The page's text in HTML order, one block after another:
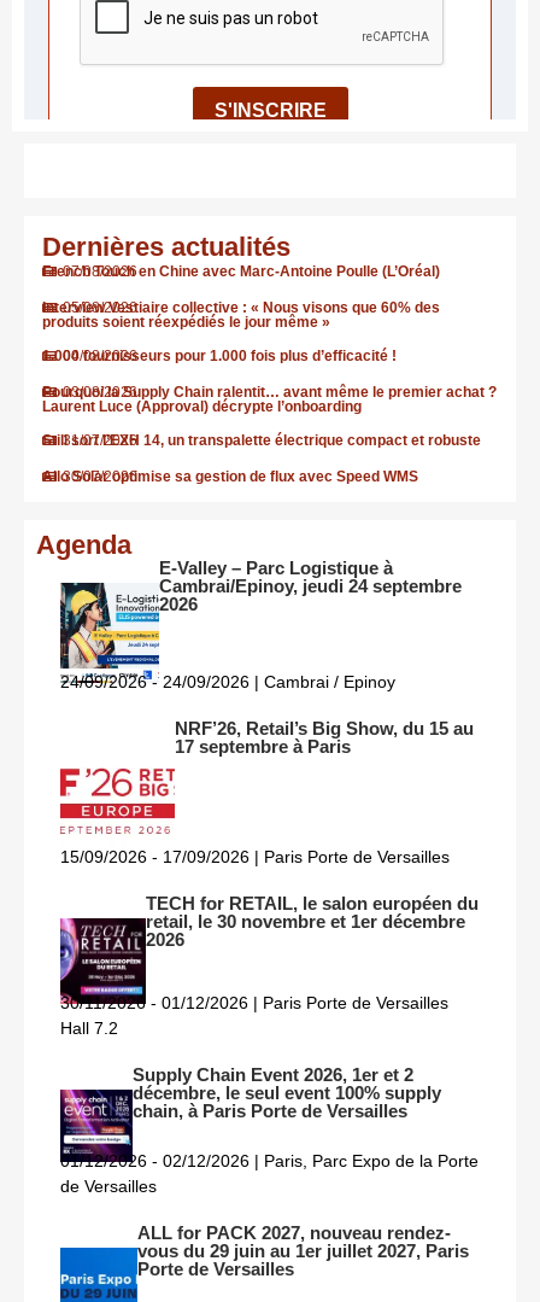
Dernières actualités
07/08/2026
French Touch en Chine avec Marc-Antoine Poulle (L’Oréal)
05/08/2026
Interview Vestiaire collective : « Nous visons que 60% des
produits soient réexpédiés le jour même »
04/08/2026
1.000 fournisseurs pour 1.000 fois plus d’efficacité !
03/08/2026
Pourquoi la Supply Chain ralentit… avant même le premier achat ?
Laurent Luce (Approval) décrypte l’onboarding
31/07/2026
Still sort l’EXH 14, un transpalette électrique compact et robuste
30/07/2026
Allo Solar optimise sa gestion de flux avec Speed WMS
Agenda
E-Valley – Parc Logistique à
Cambrai/Epinoy, jeudi 24 septembre
2026
24/09/2026 - 24/09/2026 | Cambrai / Epinoy
NRF’26, Retail’s Big Show, du 15 au
17 septembre à Paris
15/09/2026 - 17/09/2026 | Paris Porte de Versailles
TECH for RETAIL, le salon européen du
retail, le 30 novembre et 1er décembre
2026
30/11/2026 - 01/12/2026 | Paris Porte de Versailles
Hall 7.2
Supply Chain Event 2026, 1er et 2
décembre, le seul event 100% supply
chain, à Paris Porte de Versailles
01/12/2026 - 02/12/2026 | Paris, Parc Expo de la Porte
de Versailles
ALL for PACK 2027, nouveau rendez-
vous du 29 juin au 1er juillet 2027, Paris
Porte de Versailles